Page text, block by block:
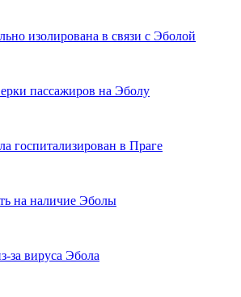
изолирована в связи с Эболой
пассажиров на Эболу
госпитализирован в Праге
на наличие Эболы
за вируса Эбола